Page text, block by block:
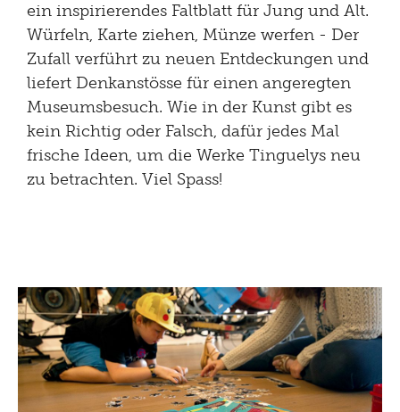
ein inspirierendes Faltblatt für Jung und Alt.
Würfeln, Karte ziehen, Münze werfen - Der
Zufall verführt zu neuen Entdeckungen und
liefert Denkanstösse für einen angeregten
Museumsbesuch. Wie in der Kunst gibt es
kein Richtig oder Falsch, dafür jedes Mal
frische Ideen, um die Werke Tinguelys neu
zu betrachten. Viel Spass!